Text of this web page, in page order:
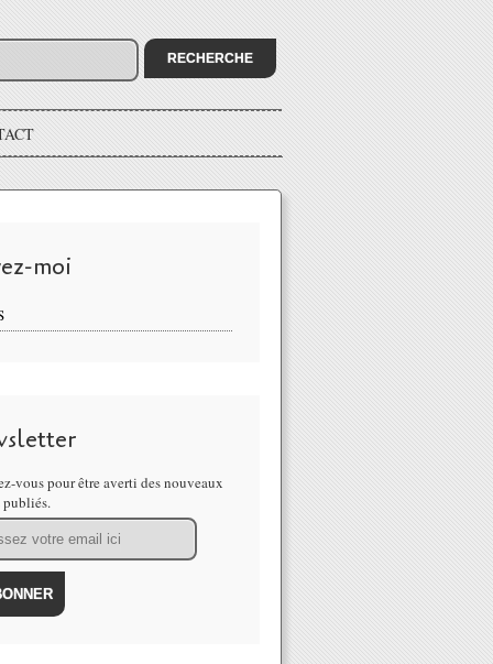
moi
vous pour être averti des nouveaux